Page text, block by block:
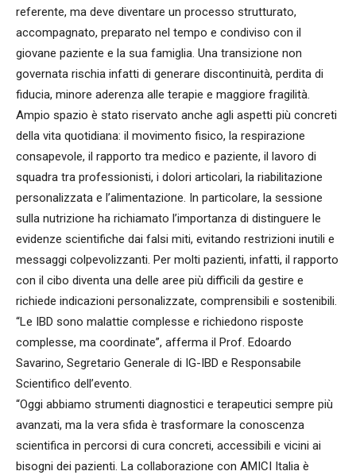
referente, ma deve diventare un processo strutturato,
accompagnato, preparato nel tempo e condiviso con il
giovane paziente e la sua famiglia. Una transizione non
governata rischia infatti di generare discontinuità, perdita di
fiducia, minore aderenza alle terapie e maggiore fragilità.
Ampio spazio è stato riservato anche agli aspetti più concreti
della vita quotidiana: il movimento fisico, la respirazione
consapevole, il rapporto tra medico e paziente, il lavoro di
squadra tra professionisti, i dolori articolari, la riabilitazione
personalizzata e l’alimentazione. In particolare, la sessione
sulla nutrizione ha richiamato l’importanza di distinguere le
evidenze scientifiche dai falsi miti, evitando restrizioni inutili e
messaggi colpevolizzanti. Per molti pazienti, infatti, il rapporto
con il cibo diventa una delle aree più difficili da gestire e
richiede indicazioni personalizzate, comprensibili e sostenibili.
“Le IBD sono malattie complesse e richiedono risposte
complesse, ma coordinate”, afferma il Prof. Edoardo
Savarino, Segretario Generale di IG-IBD e Responsabile
Scientifico dell’evento.
“Oggi abbiamo strumenti diagnostici e terapeutici sempre più
avanzati, ma la vera sfida è trasformare la conoscenza
scientifica in percorsi di cura concreti, accessibili e vicini ai
bisogni dei pazienti. La collaborazione con AMICI Italia è